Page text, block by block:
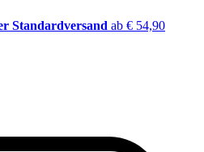
Standardversand ab € 54,90